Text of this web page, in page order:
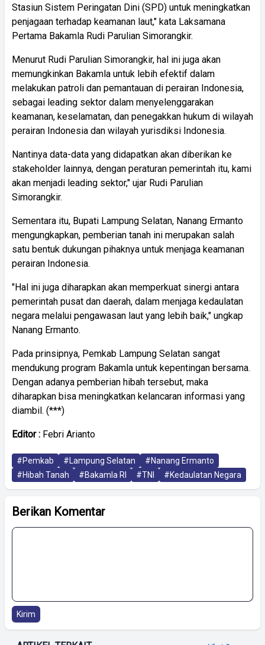
Stasiun Sistem Peringatan Dini (SPD) untuk meningkatkan
penjagaan terhadap keamanan laut," kata Laksamana
Pertama Bakamla Rudi Parulian Simorangkir.
Menurut Rudi Parulian Simorangkir, hal ini juga akan
memungkinkan Bakamla untuk lebih efektif dalam
melakukan patroli dan pemantauan di perairan Indonesia,
sebagai leading sektor dalam menyelenggarakan
keamanan, keselamatan, dan penegakkan hukum di wilayah
perairan Indonesia dan wilayah yurisdiksi Indonesia.
Nantinya data-data yang didapatkan akan diberikan ke
stakeholder lainnya, dengan peraturan pemerintah itu, kami
akan menjadi leading sektor," ujar Rudi Parulian
Simorangkir.
Sementara itu, Bupati Lampung Selatan, Nanang Ermanto
mengungkapkan, pemberian tanah ini merupakan salah
satu bentuk dukungan pihaknya untuk menjaga keamanan
perairan Indonesia.
"Hal ini juga diharapkan akan memperkuat sinergi antara
pemerintah pusat dan daerah, dalam menjaga kedaulatan
negara melalui pengawasan laut yang lebih baik," ungkap
Nanang Ermanto.
Pada prinsipnya, Pemkab Lampung Selatan sangat
mendukung program Bakamla untuk kepentingan bersama.
Dengan adanya pemberian hibah tersebut, maka
diharapkan bisa meningkatkan kelancaran informasi yang
diambil. (***)
Editor : Febri Arianto
#Pemkab #Lampung Selatan
#Nanang Ermanto
#Hibah Tanah
#Bakamla RI #TNI #Kedaulatan Negara
Berikan Komentar
Kirim